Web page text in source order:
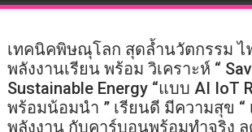
เทคนิคพิษณุโลก สุดล้ำนวัตกรรม ไ
พลังงานเรียน พร้อม วิเคราะห์ “
Sustainable Energy “แบบ AI IoT
พร้อมน้อมนำ ” เรียนดี มีความสุข “
พลังงาน กับคาร์บอนพร้อมทำจริง